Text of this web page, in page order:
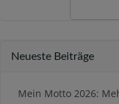
Neueste Beiträge
Mein Motto 2026: